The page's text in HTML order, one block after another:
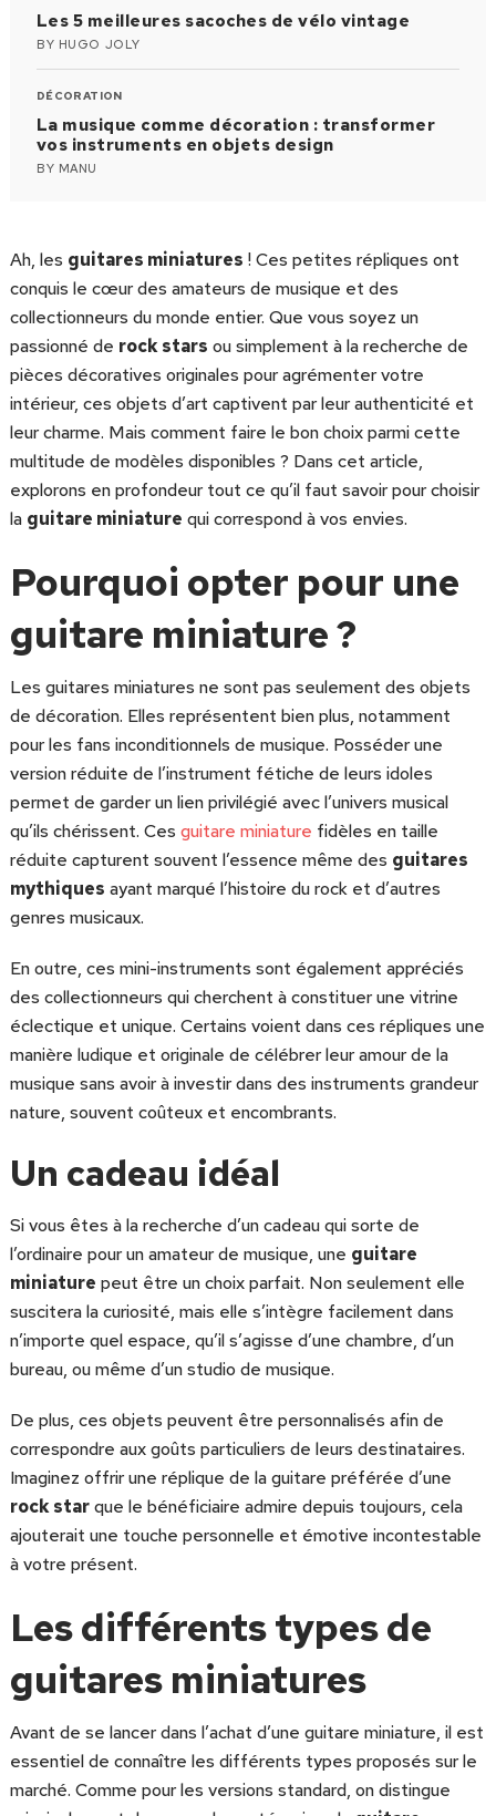
Les 5 meilleures sacoches de vélo vintage
BY HUGO JOLY
DÉCORATION
La musique comme décoration : transformer
vos instruments en objets design
BY MANU
Ah, les guitares miniatures ! Ces petites répliques ont
conquis le cœur des amateurs de musique et des
collectionneurs du monde entier. Que vous soyez un
passionné de rock stars ou simplement à la recherche de
pièces décoratives originales pour agrémenter votre
intérieur, ces objets d’art captivent par leur authenticité et
leur charme. Mais comment faire le bon choix parmi cette
multitude de modèles disponibles ? Dans cet article,
explorons en profondeur tout ce qu’il faut savoir pour choisir
la guitare miniature qui correspond à vos envies.
Pourquoi opter pour une
guitare miniature ?
Les guitares miniatures ne sont pas seulement des objets
de décoration. Elles représentent bien plus, notamment
pour les fans inconditionnels de musique. Posséder une
version réduite de l’instrument fétiche de leurs idoles
permet de garder un lien privilégié avec l’univers musical
qu’ils chérissent. Ces guitare miniature fidèles en taille
réduite capturent souvent l’essence même des guitares
mythiques ayant marqué l’histoire du rock et d’autres
genres musicaux.
En outre, ces mini-instruments sont également appréciés
des collectionneurs qui cherchent à constituer une vitrine
éclectique et unique. Certains voient dans ces répliques une
manière ludique et originale de célébrer leur amour de la
musique sans avoir à investir dans des instruments grandeur
nature, souvent coûteux et encombrants.
Un cadeau idéal
Si vous êtes à la recherche d’un cadeau qui sorte de
l’ordinaire pour un amateur de musique, une guitare
miniature peut être un choix parfait. Non seulement elle
suscitera la curiosité, mais elle s’intègre facilement dans
n’importe quel espace, qu’il s’agisse d’une chambre, d’un
bureau, ou même d’un studio de musique.
De plus, ces objets peuvent être personnalisés afin de
correspondre aux goûts particuliers de leurs destinataires.
Imaginez offrir une réplique de la guitare préférée d’une
rock starque le bénéficiaire admire depuis toujours, cela
ajouterait une touche personnelle et émotive incontestable
à votre présent.
Les différents types de
guitares miniatures
Avant de se lancer dans l’achat d’une guitare miniature, il est
essentiel de connaître les différents types proposés sur le
marché. Comme pour les versions standard, on distingue